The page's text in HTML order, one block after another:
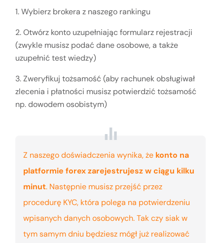
Wybierz brokera z naszego rankingu
Otwórz konto uzupełniając formularz rejestracji
(zwykle musisz podać dane osobowe, a także
uzupełnić test wiedzy)
Zweryfikuj tożsamość (aby rachunek obsługiwał
zlecenia i płatności musisz potwierdzić tożsamość
np. dowodem osobistym)
Z naszego doświadczenia wynika, że konto na
platformie forex zarejestrujesz w ciągu kilku
minut. Następnie musisz przejść przez
procedurę KYC, która polega na potwierdzeniu
wpisanych danych osobowych. Tak czy siak w
tym samym dniu będziesz mógł już realizować